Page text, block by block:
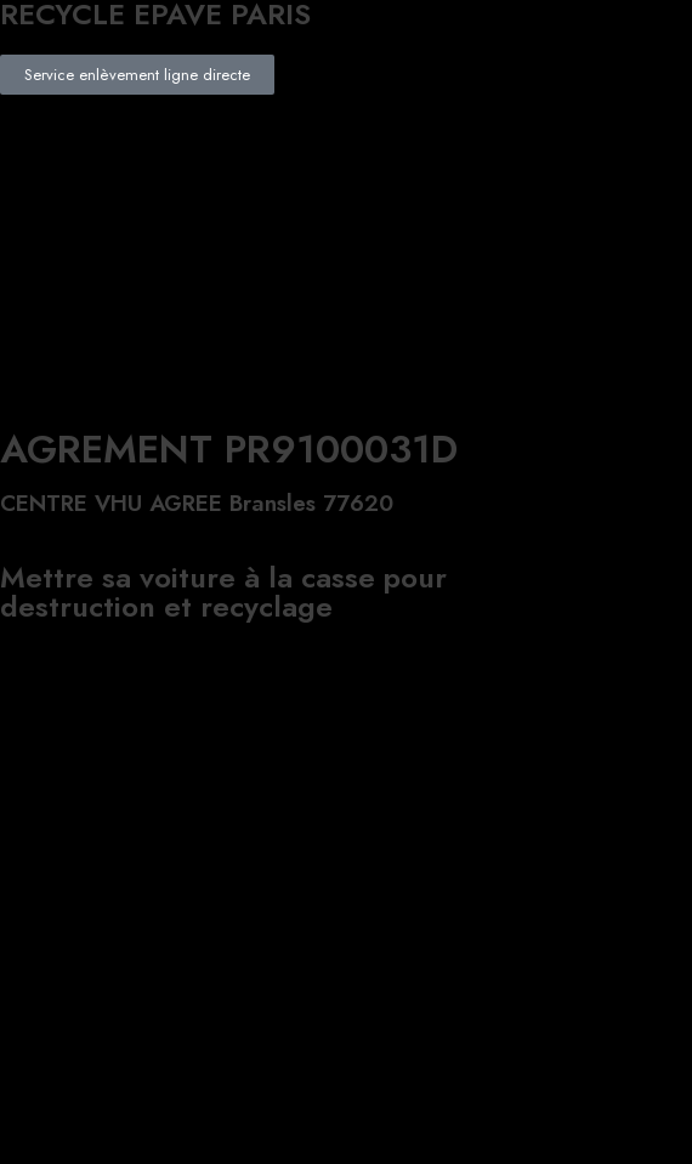
RECYCLE EPAVE PARIS
Service enlèvement ligne directe
AGREMENT PR9100031D
CENTRE VHU AGREE Bransles 77620
Mettre sa voiture à la casse pour
destruction et recyclage